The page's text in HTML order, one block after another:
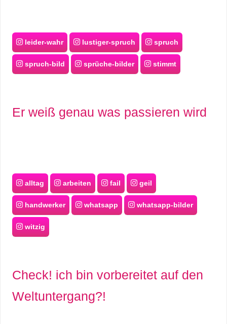
leider-wahr lustiger-spruch spruch
spruch-bild sprüche-bilder stimmt
Er weiß genau was passieren wird
alltag arbeiten fail geil
handwerker whatsapp whatsapp-bilder
witzig
Check! ich bin vorbereitet auf den
Weltuntergang?!